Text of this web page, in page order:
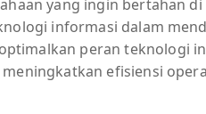
yang ingin bertahan
informasi dalam
peran teknologi
efisiensi